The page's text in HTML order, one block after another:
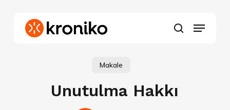
search
Menu
Makale
Unutulma Hakkı